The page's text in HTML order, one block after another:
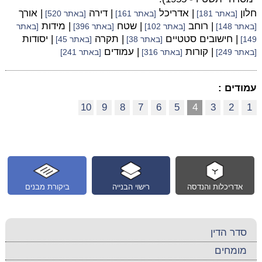
חלון [באתר 181] | אדריכל [באתר 161] | דירה [באתר 520] | אורך
[באתר 148] | רוחב [באתר 102] | שטח [באתר 396] | מידות [באתר
149]
| חישובים סטטיים [באתר 38] | תקרה [באתר 45] | יסודות
[באתר 249] | קורות [באתר 316] | עמודים [באתר 241]
עמודים :
1
2
3
4
5
6
7
8
9
10
ביקורת מבנים רישוי הבנייה אדריכלות והנדסה
סדר הדין
מומחים